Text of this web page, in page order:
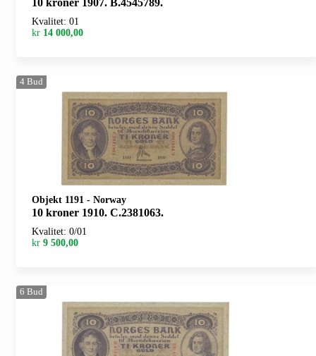
Kvalitet: 01
kr 14 000,00
4 Bud
Objekt 1191 - Norway
10 kroner 1910. C.2381063.
Kvalitet: 0/01
kr 9 500,00
6 Bud